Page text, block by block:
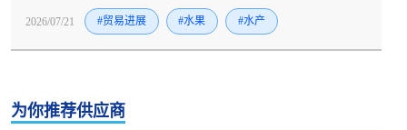
恢复且不设配额限制，月均约400吨、年额约4亿泰铢
残留检测而引发的"以牙还牙"式贸易摩擦暴露出更深
2026/07/21 #贸易进展 #水果 #水产
为你推荐供应商